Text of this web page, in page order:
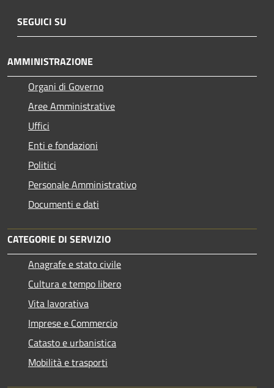
SEGUICI SU
AMMINISTRAZIONE
Organi di Governo
Aree Amministrative
Uffici
Enti e fondazioni
Politici
Personale Amministrativo
Documenti e dati
CATEGORIE DI SERVIZIO
Anagrafe e stato civile
Cultura e tempo libero
Vita lavorativa
Imprese e Commercio
Catasto e urbanistica
Mobilità e trasporti